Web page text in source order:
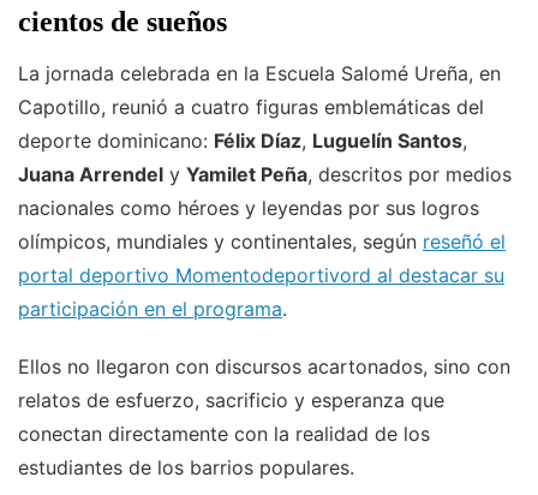
cientos de sueños
La jornada celebrada en la Escuela Salomé Ureña, en
Capotillo, reunió a cuatro figuras emblemáticas del
deporte dominicano: Félix Díaz, Luguelín Santos,
Juana Arrendel y Yamilet Peña, descritos por medios
nacionales como héroes y leyendas por sus logros
olímpicos, mundiales y continentales, según reseñó el
portal deportivo Momentodeportivord al destacar su
participación en el programa.
Ellos no llegaron con discursos acartonados, sino con
relatos de esfuerzo, sacrificio y esperanza que
conectan directamente con la realidad de los
estudiantes de los barrios populares.